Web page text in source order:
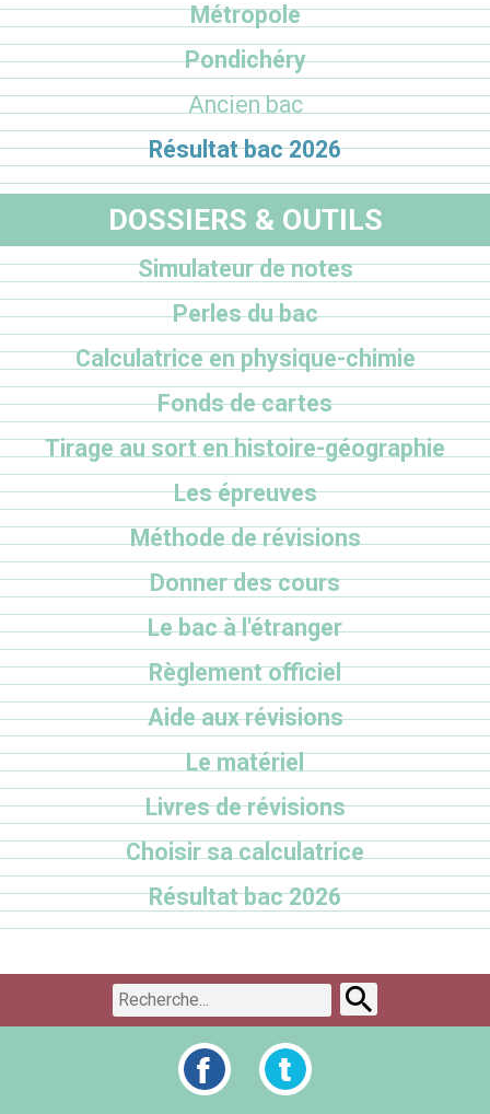
Métropole
Pondichéry
Ancien bac
Résultat bac 2026
DOSSIERS & OUTILS
Simulateur de notes
Perles du bac
Calculatrice en physique-chimie
Fonds de cartes
Tirage au sort en histoire-géographie
Les épreuves
Méthode de révisions
Donner des cours
Le bac à l'étranger
Règlement officiel
Aide aux révisions
Le matériel
Livres de révisions
Choisir sa calculatrice
Résultat bac 2026